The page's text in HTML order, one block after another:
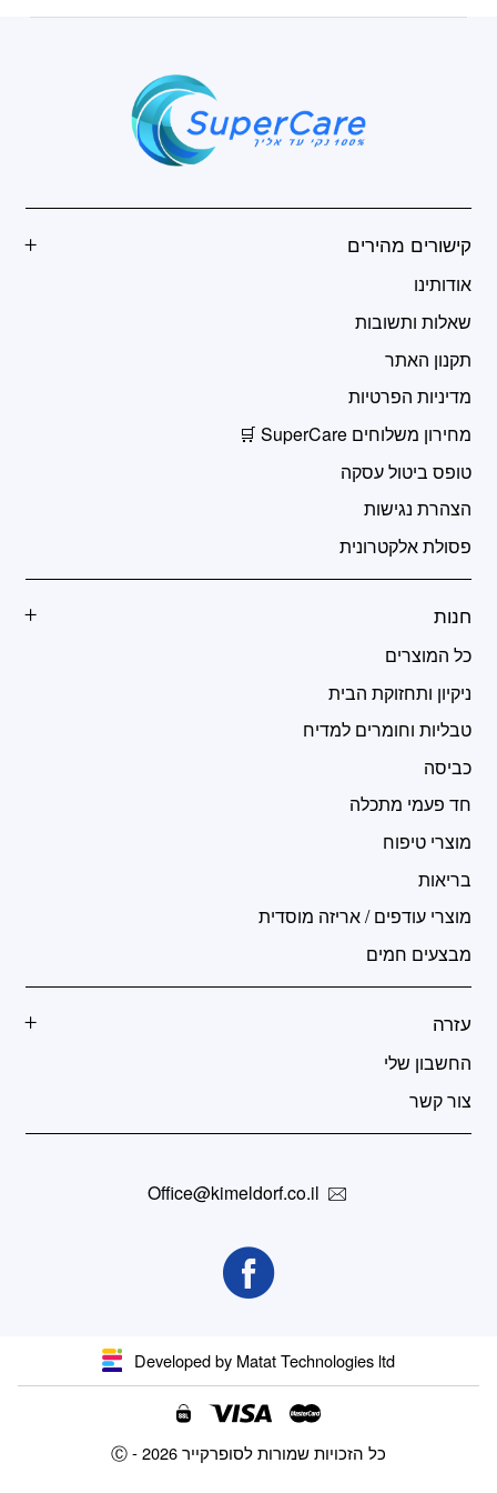
קישורים מהירים
אודותינו
שאלות ותשובות
תקנון האתר
מדיניות הפרטיות
מחירון משלוחים SuperCare 🛒
טופס ביטול עסקה
הצהרת נגישות
פסולת אלקטרונית
חנות
כל המוצרים
ניקיון ותחזוקת הבית
טבליות וחומרים למדיח
כביסה
חד פעמי מתכלה
מוצרי טיפוח
בריאות
מוצרי עודפים / אריזה מוסדית
מבצעים חמים
עזרה
החשבון שלי
צור קשר
Office@kimeldorf.co.il
Developed by Matat Technologies ltd
Ⓒ - כל הזכויות שמורות לסופרקייר 2026